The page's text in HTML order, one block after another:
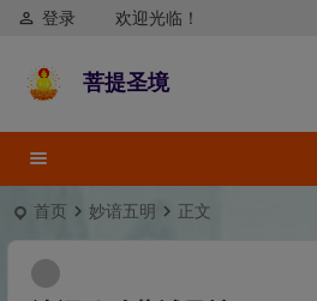
欢迎光临！
登录
菩提圣境
首页 妙谙五明 正文